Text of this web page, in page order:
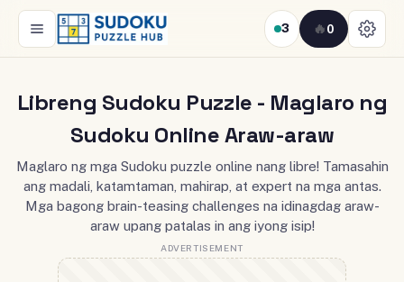
3 🔥0
Libreng Sudoku Puzzle - Maglaro ng
Sudoku Online Araw-araw
Maglaro ng mga Sudoku puzzle online nang libre! Tamasahin
ang madali, katamtaman, mahirap, at expert na mga antas.
Mga bagong brain-teasing challenges na idinagdag araw-
araw upang patalas in ang iyong isip!